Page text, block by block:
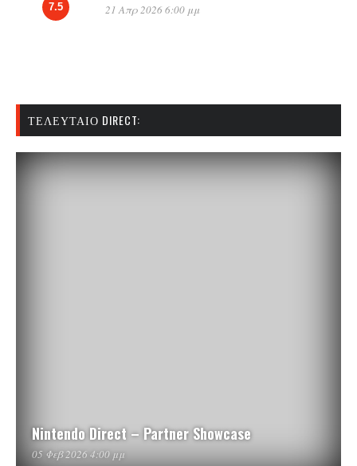
7.5 21 Απρ 2026 6:00 μμ
ΤΕΛΕΥΤΑΊΟ DIRECT:
Nintendo Direct – Partner Showcase
05 Φεβ 2026 4:00 μμ